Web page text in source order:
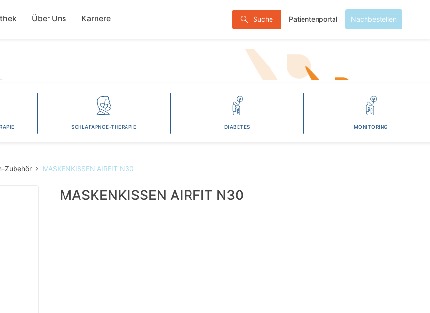
zum
Suche Patientenportal Nachbestellen
Über Uns Karriere
SCHLAFAPNOE-THERAPIE DIABETES MONITORING
Zubehör MASKENKISSEN AIRFIT N30
MASKENKISSEN AIRFIT N30